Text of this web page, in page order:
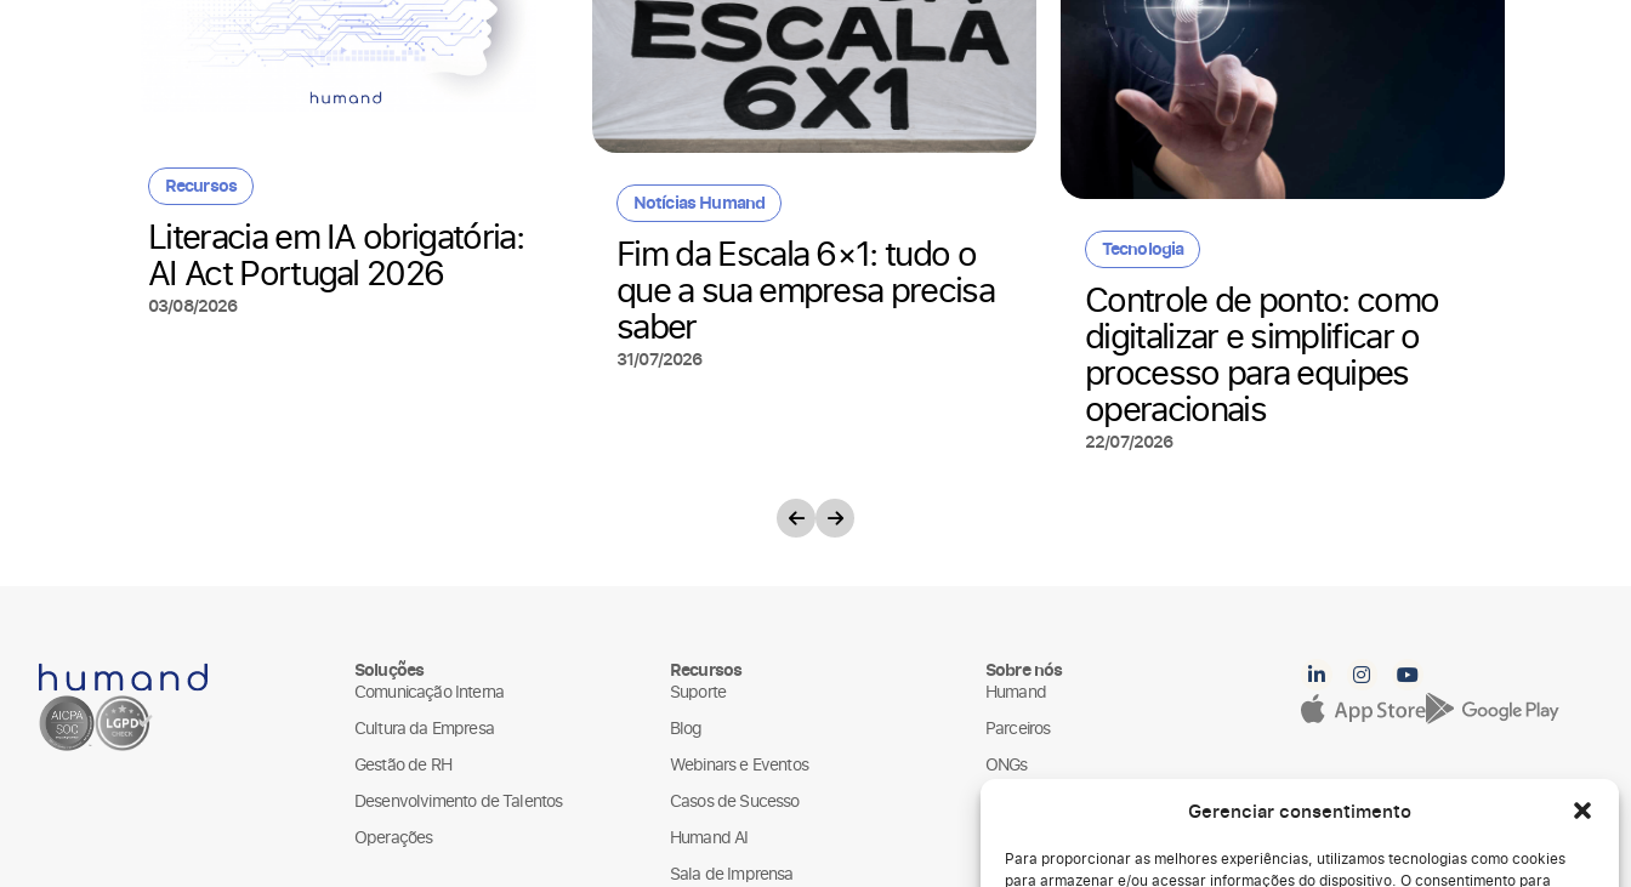
Gerenciar consentimento
Para proporcionar as melhores experiências, utilizamos tecnologias como cookies
para armazenar e/ou acessar informações do dispositivo. O consentimento para
Recursos
Literacia em IA obrigatória:
AI Act Portugal 2026
03/08/2026
Notícias Humand
Fim da Escala 6×1: tudo o
que a sua empresa precisa
saber
31/07/2026
Tecnologia
Controle de ponto: como
digitalizar e simplificar o
processo para equipes
operacionais
22/07/2026
Soluções
Comunicação Interna
Cultura da Empresa
Gestão de RH
Desenvolvimento de Talentos
Operações
Recursos
Suporte
Blog
Webinars e Eventos
Casos de Sucesso
Humand AI
Sala de Imprensa
Sobre nós
Humand
Parceiros
ONGs